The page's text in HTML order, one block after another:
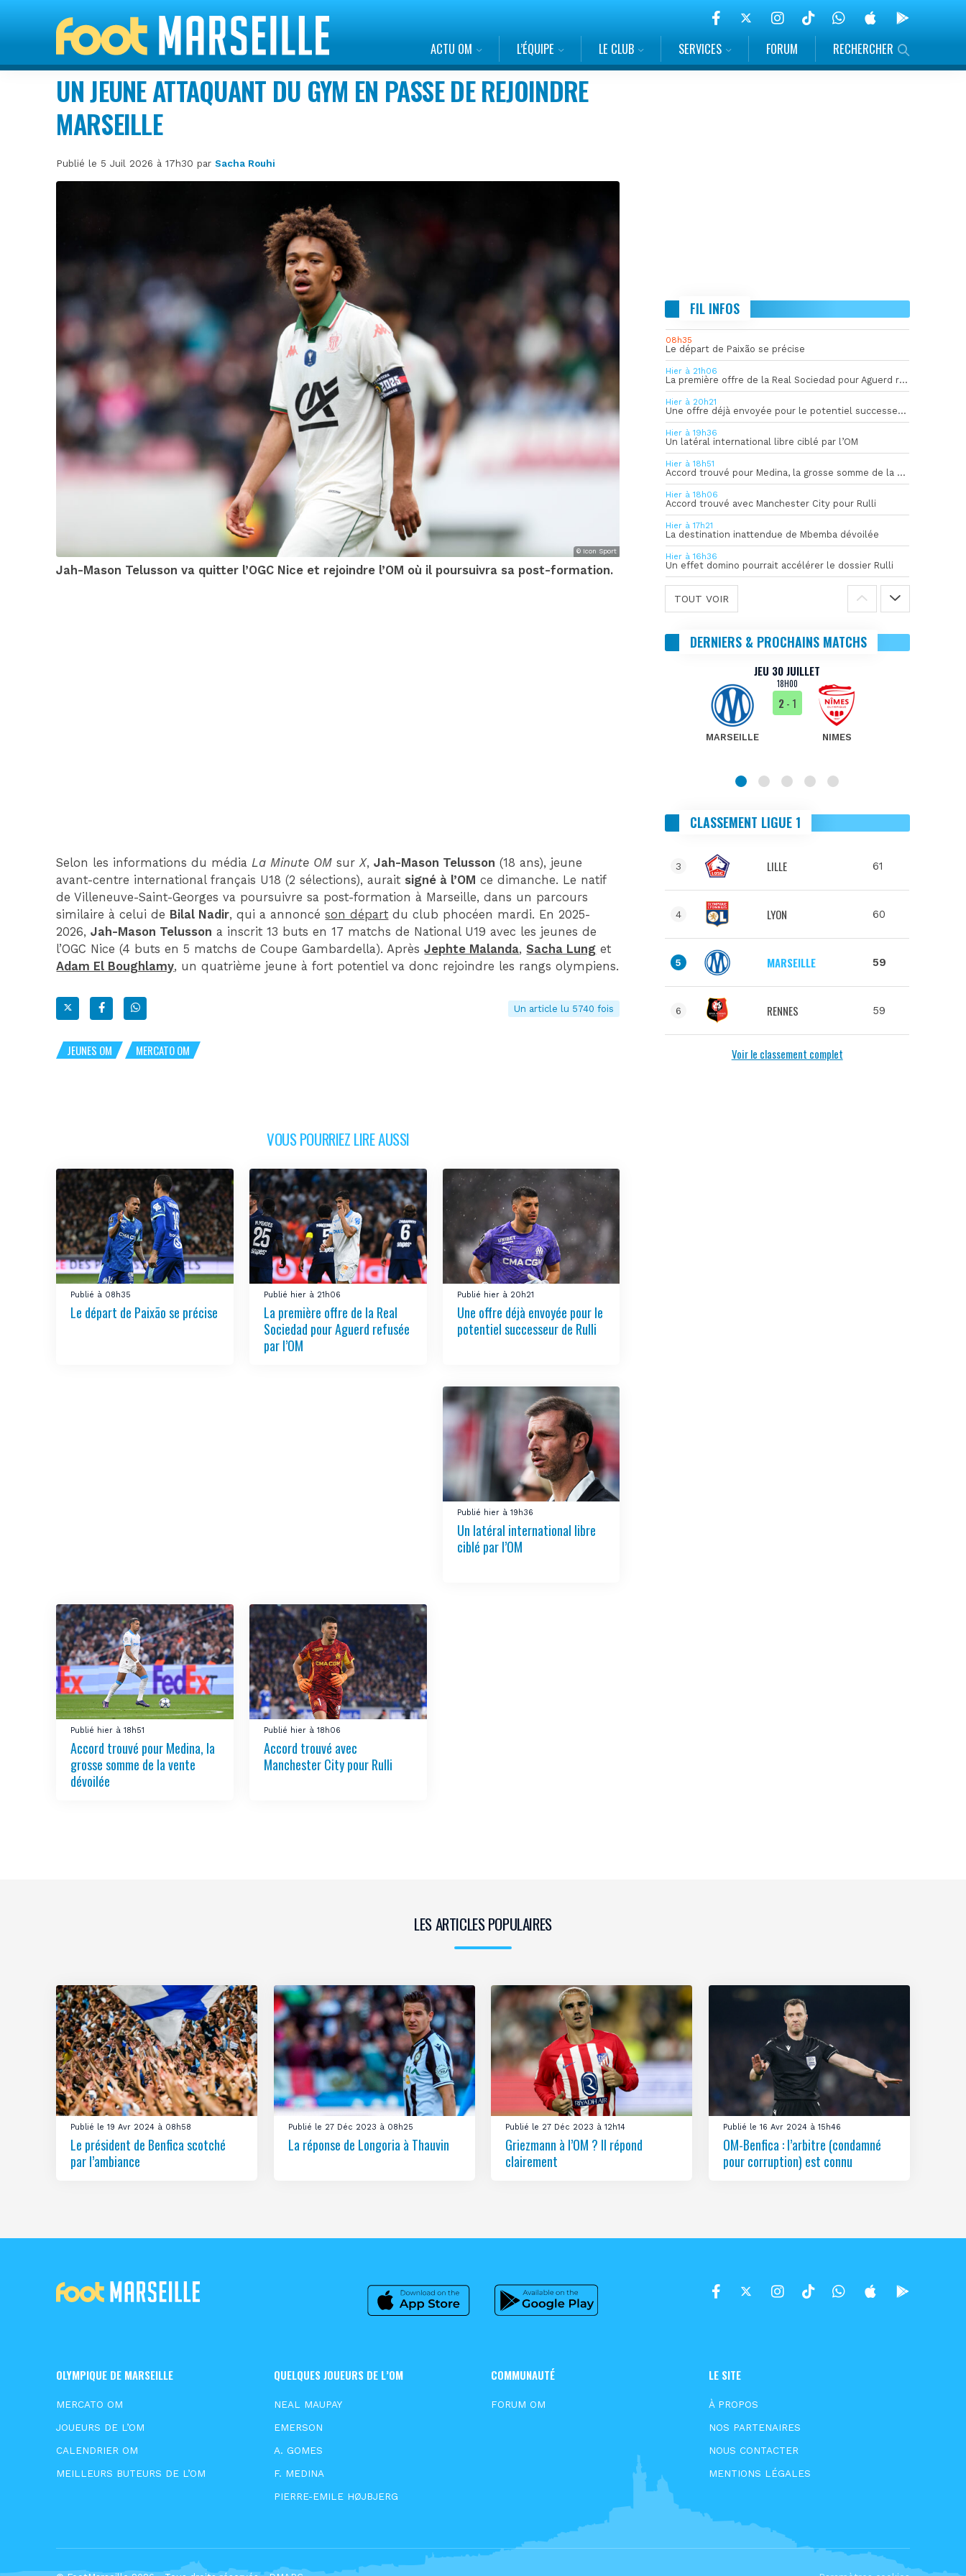
ACTU OM L’ÉQUIPE LE CLUB SERVICES FORUM RECHERCHER
UN JEUNE ATTAQUANT DU GYM EN PASSE DE REJOINDRE
MARSEILLE
Publié le 5 Juil 2026 à 17h30 parSacha Rouhi
© Icon Sport
Jah-Mason Telusson va quitter l’OGC Nice et rejoindre l’OM où il poursuivra sa post-formation.
Selon les informations du média La Minute OM surX,Jah-Mason Telusson (18 ans), jeune
avant-centre international français U18 (2 sélections), aurait signé à l’OM ce dimanche. Le natif
de Villeneuve-Saint-Georges va poursuivre sa post-formation à Marseille, dans un parcours
similaire à celui de Bilal Nadir, qui a annoncéson départ du club phocéen mardi. En 2025-
2026,Jah-Mason Telusson a inscrit 13 buts en 17 matchs de National U19 avec les jeunes de
l’OGC Nice (4 buts en 5 matchs de Coupe Gambardella). AprèsJephte Malanda,Sacha Lung et
Adam El Boughlamy, un quatrième jeune à fort potentiel va donc rejoindre les rangs olympiens.
Un article lu 5740 fois
JEUNES OM MERCATO OM
VOUS POURRIEZ LIRE AUSSI
Publié à 08h35
Le départ de Paixão se précise
Publié hier à 21h06
La première offre de la Real
Sociedad pour Aguerd refusée
par l’OM
Publié hier à 20h21
Une offre déjà envoyée pour le
potentiel successeur de Rulli
Publié hier à 19h36
Un latéral international libre
ciblé par l’OM
Publié hier à 18h51
Accord trouvé pour Medina, la
grosse somme de la vente
dévoilée
Publié hier à 18h06
Accord trouvé avec
Manchester City pour Rulli
FIL INFOS
08h35
Le départ de Paixão se précise
Hier à 21h06
La première offre de la Real Sociedad pour Aguerd refusée par l’OM
Hier à 20h21
Une offre déjà envoyée pour le potentiel successeur de Rulli
Hier à 19h36
Un latéral international libre ciblé par l’OM
Hier à 18h51
Accord trouvé pour Medina, la grosse somme de la vente dévoilée
Hier à 18h06
Accord trouvé avec Manchester City pour Rulli
Hier à 17h21
La destination inattendue de Mbemba dévoilée
Hier à 16h36
Un effet domino pourrait accélérer le dossier Rulli
TOUT VOIR
DERNIERS & PROCHAINS MATCHS
JEU 30 JUILLET
18H00
MARSEILLE
2- 1
NIMES
CLASSEMENT LIGUE 1
3 LILLE 61
4 LYON 60
5 MARSEILLE 59
6 RENNES 59
Voir le classement complet
LES ARTICLES POPULAIRES
Publié le 19 Avr 2024 à 08h58
Le président de Benfica scotché
par l’ambiance
Publié le 27 Déc 2023 à 08h25
La réponse de Longoria à Thauvin
Publié le 27 Déc 2023 à 12h14
Griezmann à l’OM ? Il répond
clairement
Publié le 16 Avr 2024 à 15h46
OM-Benfica : l’arbitre (condamné
pour corruption) est connu
OLYMPIQUE DE MARSEILLE
MERCATO OM
JOUEURS DE L’OM
CALENDRIER OM
MEILLEURS BUTEURS DE L’OM
QUELQUES JOUEURS DE L’OM
NEAL MAUPAY
EMERSON
A. GOMES
F. MEDINA
PIERRE-EMILE HØJBJERG
COMMUNAUTÉ
FORUM OM
LE SITE
À PROPOS
NOS PARTENAIRES
NOUS CONTACTER
MENTIONS LÉGALES